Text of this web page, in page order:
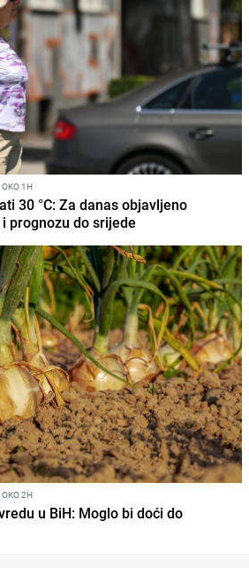
1H
30 °C: Za danas objavljeno
prognozu do srijede
2H
u BiH: Moglo bi doći do